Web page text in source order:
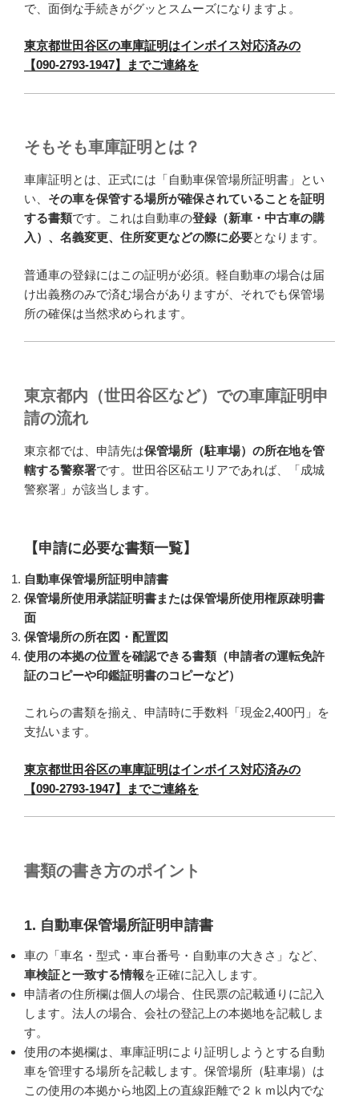
で、面倒な手続きがグッとスムーズになりますよ。
東京都世田谷区の車庫証明はインボイス対応済みの
【090-2793-1947】までご連絡を
そもそも車庫証明とは？
車庫証明とは、正式には「自動車保管場所証明書」とい
い、 その車を保管する場所が確保されていることを証明
する書類です。これは自動車の登録（新車・中古車の購
入）、名義変更、住所変更などの際に必要となります。
普通車の登録にはこの証明が必須。軽自動車の場合は届
け出義務のみで済む場合がありますが、それでも保管場
所の確保は当然求められます。
東京都内（世田谷区など）での車庫証明申
請の流れ
東京都では、申請先は保管場所（駐車場）の所在地を管
轄する警察署です。世田谷区砧エリアであれば、「成城
警察署」が該当します。
【申請に必要な書類一覧】
自動車保管場所証明申請書
保管場所使用承諾証明書または保管場所使用権原疎明書
面
保管場所の所在図・配置図
使用の本拠の位置を確認できる書類（申請者の運転免許
証のコピーや印鑑証明書のコピーなど）
これらの書類を揃え、申請時に手数料「現金2,400円」を
支払います。
東京都世田谷区の車庫証明はインボイス対応済みの
【090-2793-1947】までご連絡を
書類の書き方のポイント
1. 自動車保管場所証明申請書
車の「車名・型式・車台番号・自動車の大きさ」など、
車検証と一致する情報を正確に記入します。
申請者の住所欄は個人の場合、住民票の記載通りに記入
します。法人の場合、会社の登記上の本拠地を記載しま
す。
使用の本拠欄は、車庫証明により証明しようとする自動
車を管理する場所を記載します。保管場所（駐車場）は
この使用の本拠から地図上の直線距離で２ｋｍ以内でな